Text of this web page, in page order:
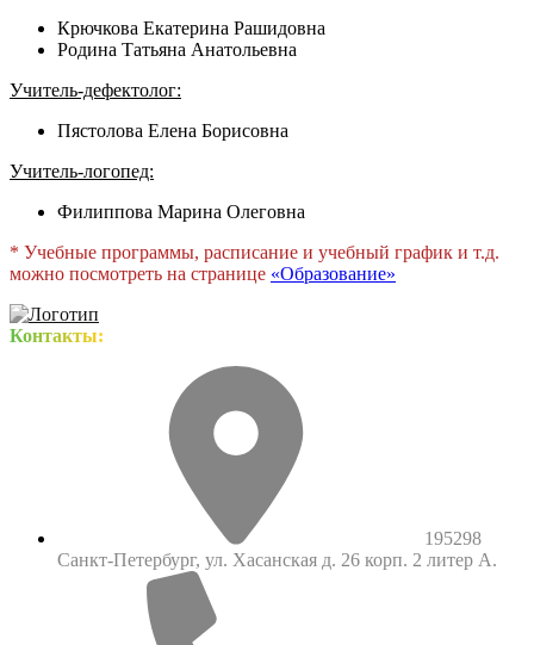
Крючкова Екатерина Рашидовна
Родина Татьяна Анатольевна
Учитель-дефектолог:
Пястолова Елена Борисовна
Учитель-логопед:
Филиппова Марина Олеговна
* Учебные программы, расписание и учебный график и т.д.
можно посмотреть на странице «Образование»
Контакты:
195298
Санкт-Петербург, ул. Хасанская д. 26 корп. 2 литер А.